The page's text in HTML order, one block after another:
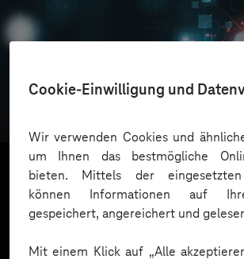
Cookie-Einwilligung und
Wir verwenden Cookies und
um Ihnen das bestmögliche
bieten. Mittels der eingesetzten
können Informationen auf
gespeichert, angereichert und
Mit einem Klick auf „Alle
Oskar Frech
Mehr laden